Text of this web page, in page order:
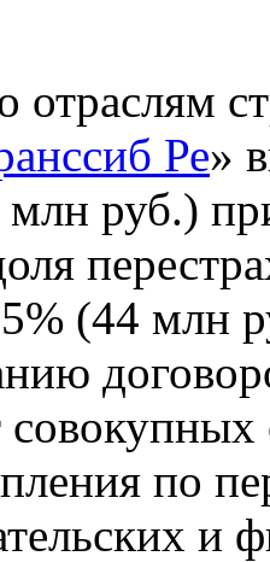
отраслям
Ре»
руб.)
(44 млн
по
и